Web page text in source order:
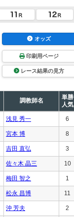
オッズ
印刷用ページ
レース結果の見方
調教師名
単勝
人気
浅見 秀一 6
宮本 博 8
吉田 直弘 3
佐々木 晶三 10
梅田 智之 1
松永 昌博 11
沖 芳夫 2